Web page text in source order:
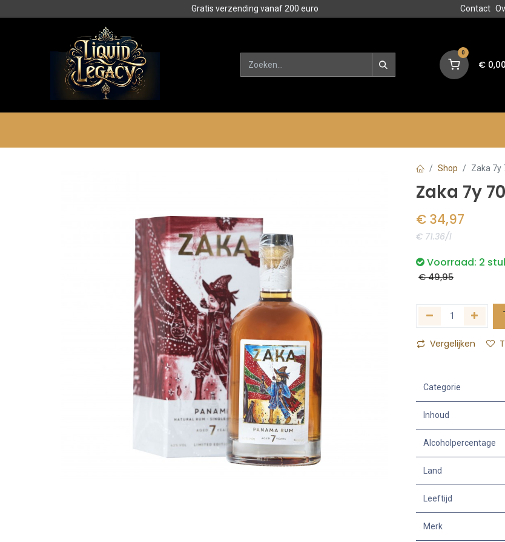
Gratis verzending vanaf 200 euro Contact
0
€ 0,00
Shop Zaka 7y
Zaka 7y
€ 34,97
€ 71.36/l
Voorraad: 2
€49,95
Vergelijken
Categorie
Inhoud
Alcoholpercentage
Land
Leeftijd
Merk